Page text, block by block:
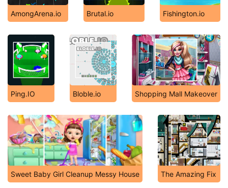
AmongArena.io Brutal.io Fishington.io
Ping.IO Bloble.io Shopping Mall Makeover
Sweet Baby Girl Cleanup Messy House The Amazing Fix